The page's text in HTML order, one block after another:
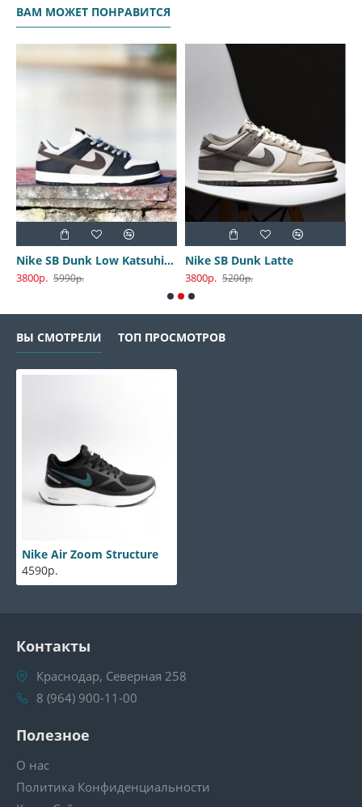
ВАМ МОЖЕТ ПОНРАВИТСЯ
Nike SB Dunk Low Katsuhiro Otomo
3800р. 5990р.
Nike SB Dunk Latte
3800р. 5200р.
ВЫ СМОТРЕЛИ ТОП ПРОСМОТРОВ
Nike Air Zoom Structure
4590р.
Контакты
Краснодар, Северная 258
8 (964) 900-11-00
Полезное
О нас
Политика Конфиденциальности